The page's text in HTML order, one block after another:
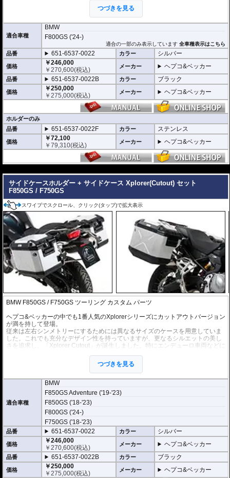
写真を見ていただければ、そのイメージの違いを感じていただけるでしょう。
※多様なXplorer用のオプションもご利用頂けます。
※車種専用ホルダーと左右サイドケースのお得なセット。
※車種別専用ホルダーはオールステンレス製。
※カットアウトのホルダー、ケースはその他ヘプコ&ベッカーのサイドケース
と互換性がありません。
※カットアウト部分は溶接仕上げです。仕上がりには個体差があります。
セット内容
・サイドケースホルダー ステンレススチール
・サイドケース Xplorer シルバー / ブラック
40リットル : マフラー側 37リットル
※車両乗換えや増車など お持ちのケースを活用するためにホルダーのみでも
お求めいただけます。
つづきを見る
適合車種
BMW
F800GS ('24-)
適合の一部のみ表示しています全車種表示はこちら
品番 651-6537-0022 カラー シルバー
価格
￥246,000
￥270,600(税込) メーカー ヘプコ&ベッカー
品番 651-6537-0022B カラー ブラック
価格
￥250,000
￥275,000(税込) メーカー ヘプコ&ベッカー
ホルダーのみ
品番
651-6537-0022F カラー ステンレス
価格
￥72,100
￥79,310(税込) メーカー ヘプコ&ベッカー
サイドケースホルダー + サイドケース Xplorer(Cutout) セット
F850GS / F750GS
スワイプでスクロール、クリック(タップ)で拡大表示
BMW F850GS / F750GS ツーリング カスタム パーツ
ヘプコ&ベッカーの中でも1番人気のXplorerシリーズにカットアウトバージョン
が満を持して登場。
従来は左右シンメトリーにするためには異なるサイズのケースを用意していま
した。これでも充分なデザイン性を持っていますが、更なるシルエットの美し
さを追求し、「Xplorer Cutout」が誕生しました。特にエンデューロ車両などに
写真を見ていただければ、そのイメージの違いを感じていただけるでしょう。
※多様なXplorer用のオプションもご利用頂けます。
※車種専用ホルダーと左右サイドケースのお得なセット。
※車種別専用ホルダーはオールステンレス製。
※カットアウトのホルダー、ケースはその他ヘプコ&ベッカーのサイドケース
と互換性がありません。
※カットアウト部分は溶接仕上げです。仕上がりには個体差があります。
セット内容
・サイドケースホルダー ステンレススチール
・サイドケース Xplorer シルバー / ブラック
容量
40リットル : マフラー側 37リットル
つづきを見る
適合車種
BMW
F850GS Adventure ('19-'23)
F850GS ('18-'23)
F800GS ('24-)
F750GS ('18-'23)
品番 651-6537-0022 カラー シルバー
価格
￥246,000
￥270,600(税込) メーカー ヘプコ&ベッカー
品番 651-6537-0022B カラー ブラック
価格
￥250,000
￥275,000(税込) メーカー ヘプコ&ベッカー